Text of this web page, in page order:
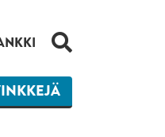
HAKU